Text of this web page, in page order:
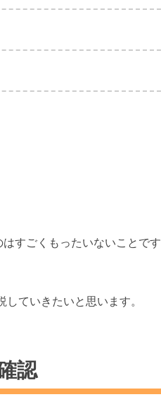
すごくもったいないことです
ていきたいと思います。
認